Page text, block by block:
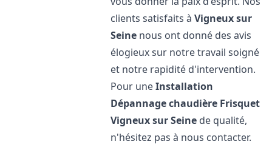
clients satisfaits àVigneux sur
Seine nous ont donné des avis
élogieux sur notre travail soigné
et notre rapidité d'intervention.
Pour uneInstallation
Dépannage chaudière Frisquet
Vigneux sur Seine de qualité,
n'hésitez pas à nous contacter.